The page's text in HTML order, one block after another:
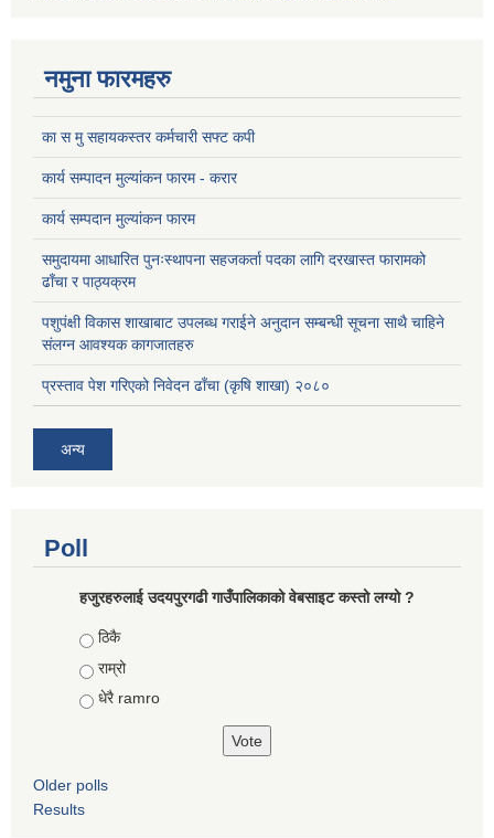
नमुना फारमहरु
का स मु सहायकस्तर कर्मचारी सफ्ट कपी
कार्य सम्पादन मुल्यांकन फारम - करार
कार्य सम्पदान मुल्यांकन फारम
समुदायमा आधारित पुनःस्थापना सहजकर्ता पदका लागि दरखास्त फारामको
ढाँचा र पाठ्यक्रम
पशुपंक्षी विकास शाखाबाट उपलब्ध गराईने अनुदान सम्बन्धी सूचना साथै चाहिने
संलग्न आवश्यक कागजातहरु
प्रस्ताव पेश गरिएको निवेदन ढाँचा (कृषि शाखा) २०८०
अन्य
Poll
हजुरहरुलाई उदयपुरगढी गाउँपालिकाको वेबसाइट कस्तो लग्यो ?
Choices
ठिकै
राम्रो
धेरै ramro
Older polls
Results